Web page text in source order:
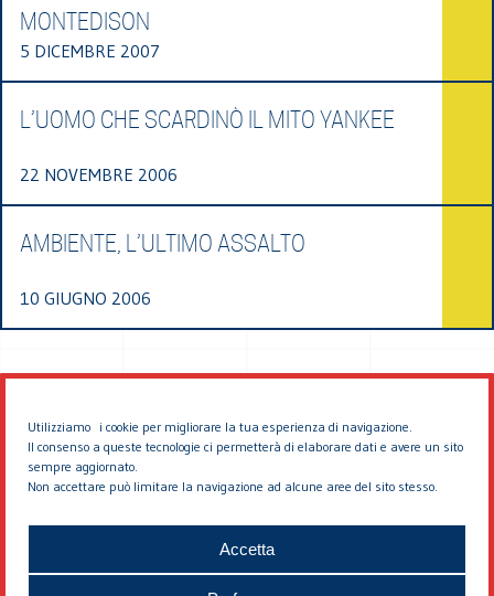
Utilizziamo i cookie per migliorare la tua esperienza di navigazione.
Il consenso a queste tecnologie ci permetterà di elaborare dati e avere un sito
sempre aggiornato.
Non accettare può limitare la navigazione ad alcune aree del sito stesso.
Accetta
MONTEDISON
5 DICEMBRE 2007
L’UOMO CHE SCARDINÒ IL MITO YANKEE
22 NOVEMBRE 2006
AMBIENTE, L’ULTIMO ASSALTO
10 GIUGNO 2006
© 2026 EDDYBURG